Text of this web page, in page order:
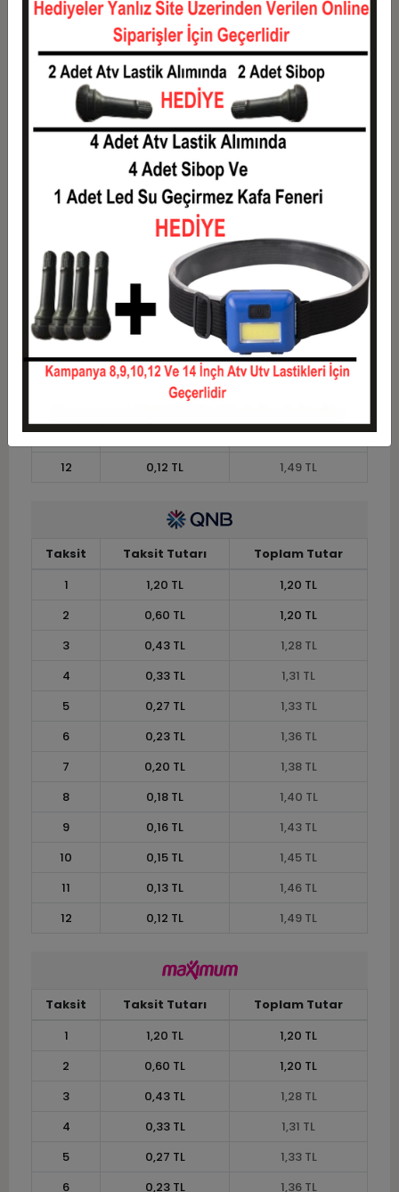
12
0,12 TL 1,49 TL
Taksit Taksit Tutarı
Toplam Tutar
1
1,20 TL
1,20 TL
0,60 TL
3
0,43 TL
1,28 TL
0,33 TL
5
0,27 TL
6
0,23 TL
1,36 TL
7
0,20 TL
1,38 TL
8
1,40 TL
9
0,16 TL
1,43 TL
11
0,13 TL
1,46 TL
12
0,12 TL 1,49 TL
Taksit Taksit Tutarı
Toplam Tutar
1
1,20 TL
1,20 TL
2
0,60 TL
1,20 TL
3
0,43 TL
1,28 TL
4
0,33 TL
1,31 TL
5
0,27 TL
1,33 TL
6
0,23 TL
1,36 TL
7
0,20 TL
1,38 TL
8
0,18 TL
1,40 TL
9
0,16 TL
1,43 TL
10
0,15 TL
1,45 TL
11
0,13 TL
1,46 TL
12
0,12 TL 1,49 TL
Taksit Taksit Tutarı
Toplam Tutar
1
1,20 TL
1,20 TL
2
0,60 TL
1,20 TL
3
0,43 TL
1,28 TL
4
0,33 TL
1,31 TL
5
0,27 TL
1,33 TL
6
0,23 TL 1,36 TL